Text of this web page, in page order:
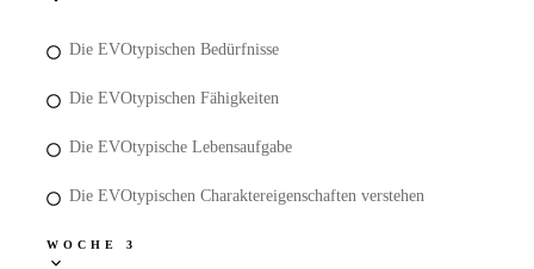
Die EVOtypischen Bedürfnisse
Die EVOtypischen Fähigkeiten
Die EVOtypische Lebensaufgabe
Die EVOtypischen Charaktereigenschaften verstehen
WOCHE 3